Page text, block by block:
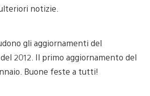
notizie.
gli aggiornamenti del
del 2012. Il primo aggiornamento del
Buone feste a tutti!